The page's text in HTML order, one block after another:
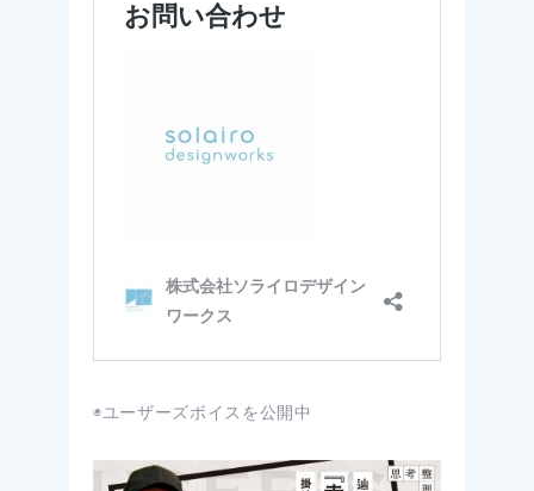
◉ユーザーズボイスを公開中